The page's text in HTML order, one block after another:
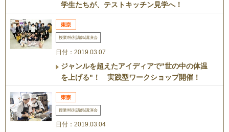
学生たちが、テストキッチン見学へ！
授業/特別講師/講演会
日付：2019.03.07
ジャンルを超えたアイディアで"世の中の体温
を上げる"！ 実践型ワークショップ開催！
授業/特別講師/講演会
日付：2019.03.04